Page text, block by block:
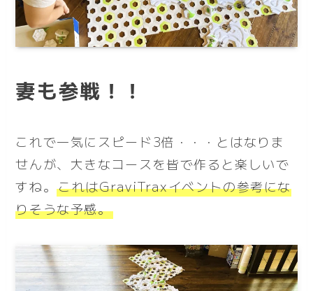
妻も参戦！！
これで一気にスピード3倍・・・とはなりま
せんが、大きなコースを皆で作ると楽しいで
すね。これはGraviTraxイベントの参考にな
りそうな予感。